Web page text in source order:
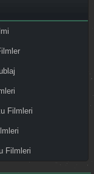
Filmleri
Filmleri